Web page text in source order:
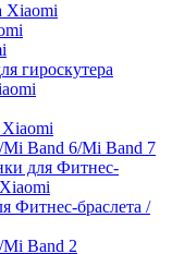
Xiaomi
гироскутера
Band 6/Mi Band 7
для Фитнес-
Фитнес-браслета /
Band 2